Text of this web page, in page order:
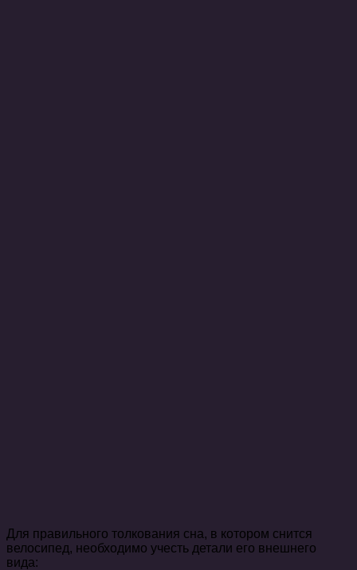
Для правильного толкования сна, в котором снится
велосипед, необходимо учесть детали его внешнего
вида: